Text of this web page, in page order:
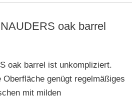
oak barrel
oak barrel ist unkompliziert.
genügt regelmäßiges
mit milden